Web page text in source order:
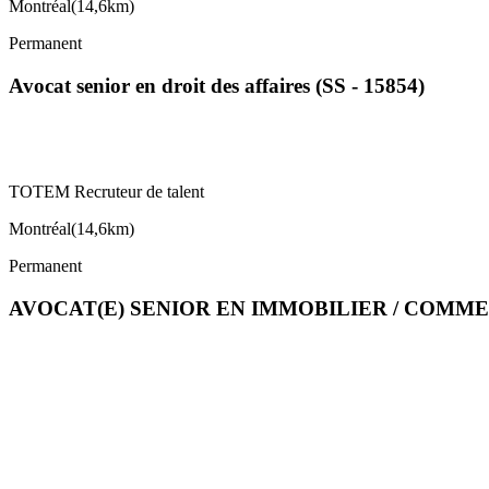
Montréal(14,6km)
Permanent
Avocat senior en droit des affaires (SS - 15854)
TOTEM Recruteur de talent
Montréal(14,6km)
Permanent
AVOCAT(E) SENIOR EN IMMOBILIER /